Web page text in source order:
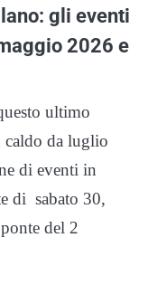
gli eventi
2026 e
ultimo
caldo da luglio
di eventi in
di sabato 30,
del 2